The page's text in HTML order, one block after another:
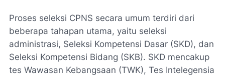
Proses seleksi CPNS secara umum terdiri dari
beberapa tahapan utama, yaitu seleksi
administrasi, Seleksi Kompetensi Dasar (SKD), dan
Seleksi Kompetensi Bidang (SKB). SKD mencakup
tes Wawasan Kebangsaan (TWK), Tes Intelegensia